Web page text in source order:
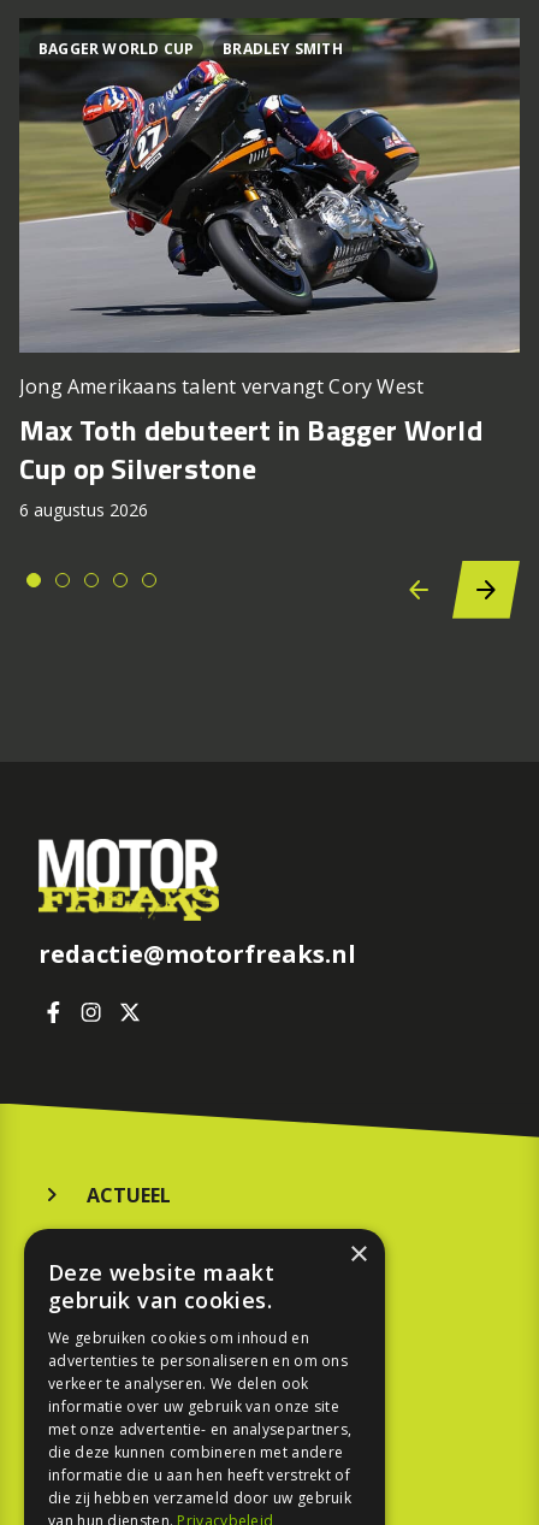
BAGGER WORLD CUP BRADLEY SMITH
Jong Amerikaans talent vervangt Cory West
Max Toth debuteert in Bagger World
Cup op Silverstone
6 augustus 2026
redactie@motorfreaks.nl
ACTUEEL
KOOPGIDS
TESTEN
SPORT
REPORTAGE
TOUREN
×
Deze website maakt
gebruik van cookies.
We gebruiken cookies om inhoud en
advertenties te personaliseren en om ons
verkeer te analyseren. We delen ook
informatie over uw gebruik van onze site
met onze advertentie- en analysepartners,
die deze kunnen combineren met andere
informatie die u aan hen heeft verstrekt of
die zij hebben verzameld door uw gebruik
van hun diensten. Privacybeleid